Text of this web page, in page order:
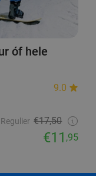
óf hele
9.0
Regulier €17,50
€11,95